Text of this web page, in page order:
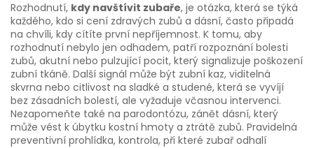
Rozhodnutí, kdy navštívit zubaře, je otázka, která se týká
každého, kdo si cení zdravých zubů a dásní, často připadá
na chvíli, kdy cítíte první nepříjemnost. K tomu, aby
rozhodnutí nebylo jen odhadem, patří rozpoznání bolesti
zubů, akutní nebo pulzující pocit, který signalizuje poškození
zubní tkáně. Další signál může být zubní kaz, viditelná
skvrna nebo citlivost na sladké a studené, která se vyvíjí
bez zásadních bolestí, ale vyžaduje včasnou intervenci.
Nezapomeňte také na parodontózu, zánět dásní, který
může vést k úbytku kostní hmoty a ztrátě zubů. Pravidelná
preventivní prohlídka, kontrola, při které zubař odhalí